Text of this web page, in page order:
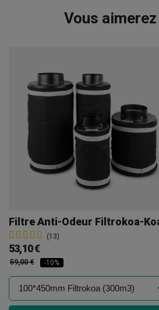
Vous
(13)
53,10 €
59,00 € -10%